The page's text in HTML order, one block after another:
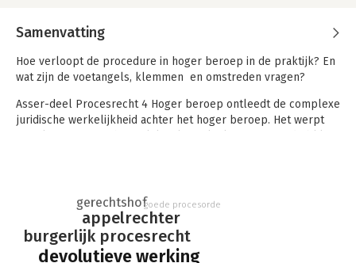
Samenvatting
Hoe verloopt de procedure in hoger beroep in de praktijk? En
wat zijn de voetangels, klemmen en omstreden vragen?
Asser-deel Procesrecht 4 Hoger beroep ontleedt de complexe
juridische werkelijkheid achter het hoger beroep. Het werpt
Behandeling hoger beroep
De uitgave zet een breed scala aan onderwerpen uiteen, van
de grondbeginselen tot specifieke vraagstukken. De lezer
devolutieve werking
burgerlijk procesrecht
appelrechter
gerechtshofgoede procesorde